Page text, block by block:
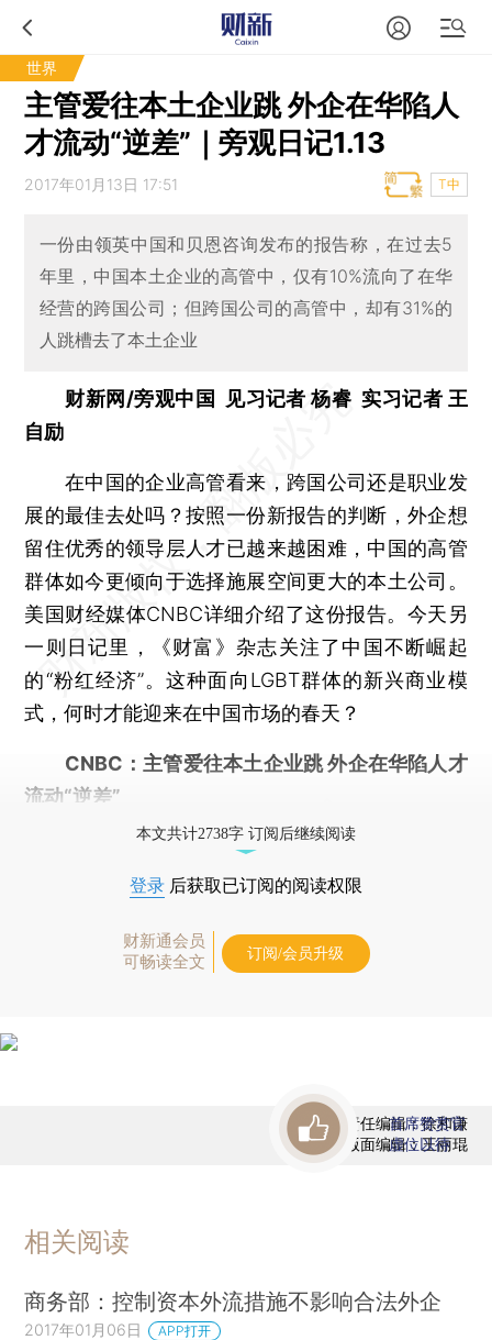
世界
主管爱往本土企业跳 外企在华陷人
才流动“逆差”｜旁观日记1.13
2017年01月13日 17:51 T中
一份由领英中国和贝恩咨询发布的报告称，在过去5
年里，中国本土企业的高管中，仅有10%流向了在华
经营的跨国公司；但跨国公司的高管中，却有31%的
人跳槽去了本土企业
财新网/旁观中国 见习记者 杨睿 实习记者 王
自励
在中国的企业高管看来，跨国公司还是职业发
展的最佳去处吗？按照一份新报告的判断，外企想
留住优秀的领导层人才已越来越困难，中国的高管
群体如今更倾向于选择施展空间更大的本土公司。
美国财经媒体CNBC详细介绍了这份报告。今天另
一则日记里，《财富》杂志关注了中国不断崛起
的“粉红经济”。这种面向LGBT群体的新兴商业模
式，何时才能迎来在中国市场的春天？
CNBC：主管爱往本土企业跳 外企在华陷人才
流动“逆差”
本文共计2738字 订阅后继续阅读
登录 后获取已订阅的阅读权限
财新通会员
可畅读全文
订阅/会员升级
责任编辑：徐和谦
版面编辑：王丽琨
首席赞赏官
虚位以待
相关阅读
商务部：控制资本外流措施不影响合法外企
2017年01月06日 APP打开